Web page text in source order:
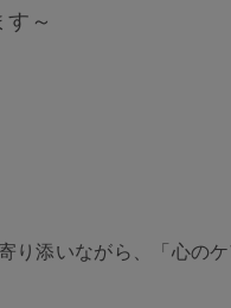
～
り添いながら、「心の